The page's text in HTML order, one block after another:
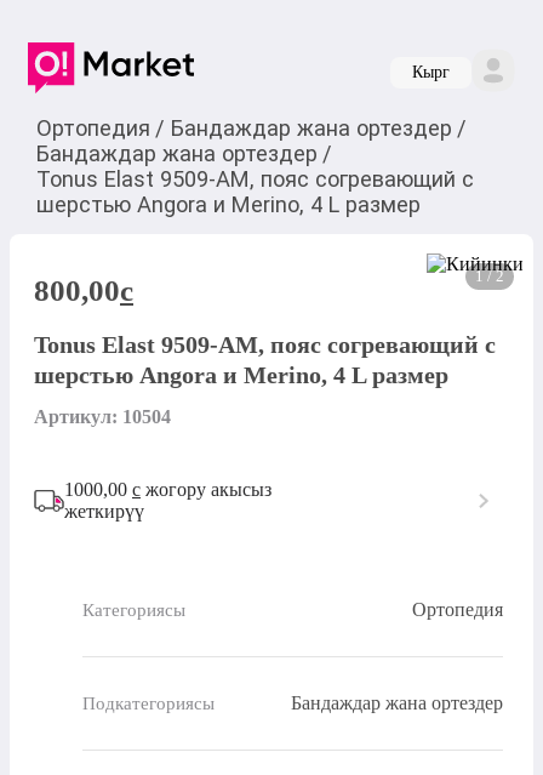
Кырг
Ортопедия / Бандаждар жана ортездер /
Бандаждар жана ортездер /
Tonus Elast 9509-AM, пояс согревающий с
шерстью Angora и Merino, 4 L размер
1 / 2
800,00c
Tonus Elast 9509-AM, пояс согревающий с
шерстью Angora и Merino, 4 L размер
Артикул: 10504
1000,00 с жогору акысыз
жеткирүү
Категориясы Ортопедия
Подкатегориясы Бандаждар жана ортездер